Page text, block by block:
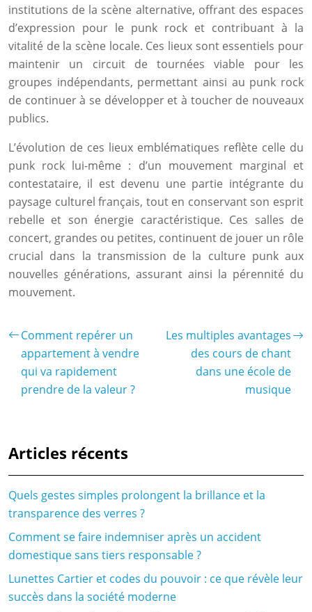
institutions de la scène alternative, offrant des espaces
d’expression pour le punk rock et contribuant à la
vitalité de la scène locale. Ces lieux sont essentiels pour
maintenir un circuit de tournées viable pour les
groupes indépendants, permettant ainsi au punk rock
de continuer à se développer et à toucher de nouveaux
publics.
L’évolution de ces lieux emblématiques reflète celle du
punk rock lui-même : d’un mouvement marginal et
contestataire, il est devenu une partie intégrante du
paysage culturel français, tout en conservant son esprit
rebelle et son énergie caractéristique. Ces salles de
concert, grandes ou petites, continuent de jouer un rôle
crucial dans la transmission de la culture punk aux
nouvelles générations, assurant ainsi la pérennité du
mouvement.
Comment repérer un
appartement à vendre
qui va rapidement
prendre de la valeur ?
Les multiples avantages
des cours de chant
dans une école de
musique
Articles récents
Quels gestes simples prolongent la brillance et la
transparence des verres ?
Comment se faire indemniser après un accident
domestique sans tiers responsable ?
Lunettes Cartier et codes du pouvoir : ce que révèle leur
succès dans la société moderne